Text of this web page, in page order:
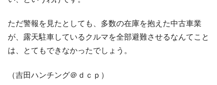
ただ警報を見たとしても、多数の在庫を抱えた中古車業
が、露天駐車しているクルマを全部避難させるなんてこと
は、とてもできなかったでしょう。
（吉田ハンチング＠ｄｃｐ）